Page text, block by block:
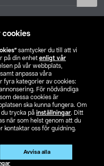
cookies
samtycker du till att vi
på din enhet enligt vår
på vår webbplats,
anpassa våra
fyra kategorier av cookies:
För nödvändiga
dessa cookies är
ska kunna fungera. Om
trycka på inställningar. Ditt
när som helst genom att du
kontaktar oss för guidning.
Avvisa alla
butik
FI
Klubbvillkor
För företag